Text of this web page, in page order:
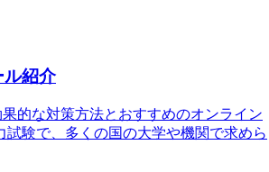
ル紹介
的な対策方法とおすすめのオンライン
験で、多くの国の大学や機関で求めら